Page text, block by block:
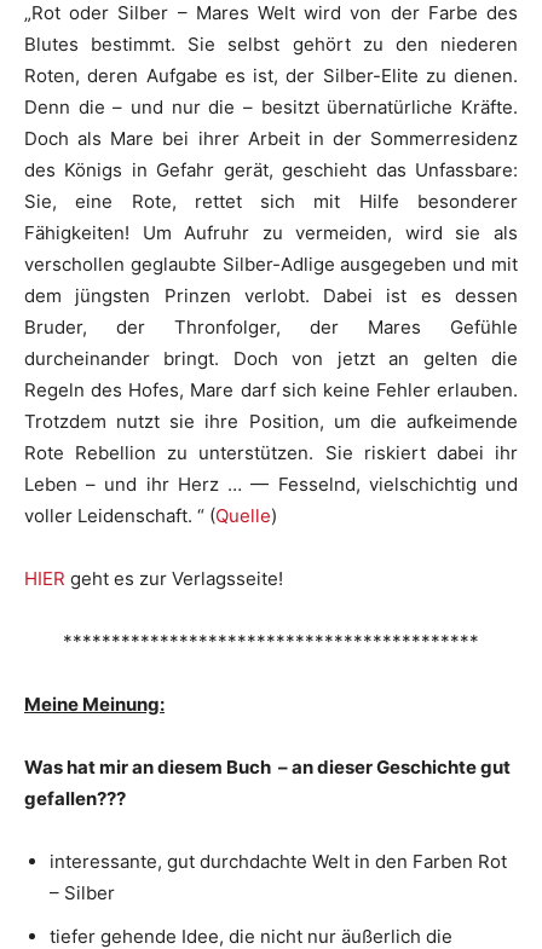
„Rot oder Silber – Mares Welt wird von der Farbe des
Blutes bestimmt. Sie selbst gehört zu den niederen
Roten, deren Aufgabe es ist, der Silber-Elite zu dienen.
Denn die – und nur die – besitzt übernatürliche Kräfte.
Doch als Mare bei ihrer Arbeit in der Sommerresidenz
des Königs in Gefahr gerät, geschieht das Unfassbare:
Sie, eine Rote, rettet sich mit Hilfe besonderer
Fähigkeiten! Um Aufruhr zu vermeiden, wird sie als
verschollen geglaubte Silber-Adlige ausgegeben und mit
dem jüngsten Prinzen verlobt. Dabei ist es dessen
Bruder, der Thronfolger, der Mares Gefühle
durcheinander bringt. Doch von jetzt an gelten die
Regeln des Hofes, Mare darf sich keine Fehler erlauben.
Trotzdem nutzt sie ihre Position, um die aufkeimende
Rote Rebellion zu unterstützen. Sie riskiert dabei ihr
Leben – und ihr Herz … — Fesselnd, vielschichtig und
voller Leidenschaft. “ (Quelle)
HIER geht es zur Verlagsseite!
*******************************************
Meine Meinung:
Was hat mir an diesem Buch – an dieser Geschichte gut
gefallen???
interessante, gut durchdachte Welt in den Farben Rot
– Silber
tiefer gehende Idee, die nicht nur äußerlich die